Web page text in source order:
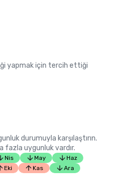
yapmak için tercih ettiği
durumuyla karşılaştırın.
fazla uygunluk vardır.
Nis May
Haz
Eki Kas Ara